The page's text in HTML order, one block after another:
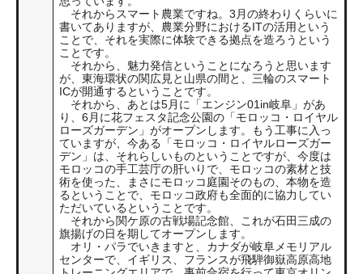
それからスマート農業ですね。3月の終わりくらいに
書いてありますが、農業分野におけるITの活用という
ことで、それを実際に体験できる拠点を造ろうという
ことです。
それから、魅力発信ということになろうと思います
が、東海環状の関広見と山県の間と、三輪のスマート
ICが開通するということです。
それから、あとは5月に「エンジン01in岐阜」があ
り、6月に花フェスタ記念公園の「モロッコ・ロイヤル
ローズガーデン」がオープンします。もう工事に入っ
ていますが、今ある「モロッコ・ロイヤルローズガー
デン」は、それらしいものということですが、今度は
モロッコの手工芸庁の肝いりで、モロッコの素材と技
術を使った、まさにモロッコ庭園そのもの、本物を造
るということで、モロッコ政府も全面的に協力してい
ただいているということです。
それから関ケ原の古戦場記念館、これが石田三成の
旗揚げの日を期してオープンします。
オリ・パラでいきますと、カナダが岐阜メモリアル
センターで、イギリス、フランスが飛騨御嶽高原高地